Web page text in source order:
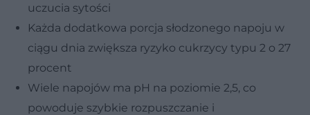
uczucia sytości
Każda dodatkowa porcja słodzonego napoju w
ciągu dnia zwiększa ryzyko cukrzycy typu 2 o 27
procent
Wiele napojów ma pH na poziomie 2,5, co
powoduje szybkie rozpuszczanie i